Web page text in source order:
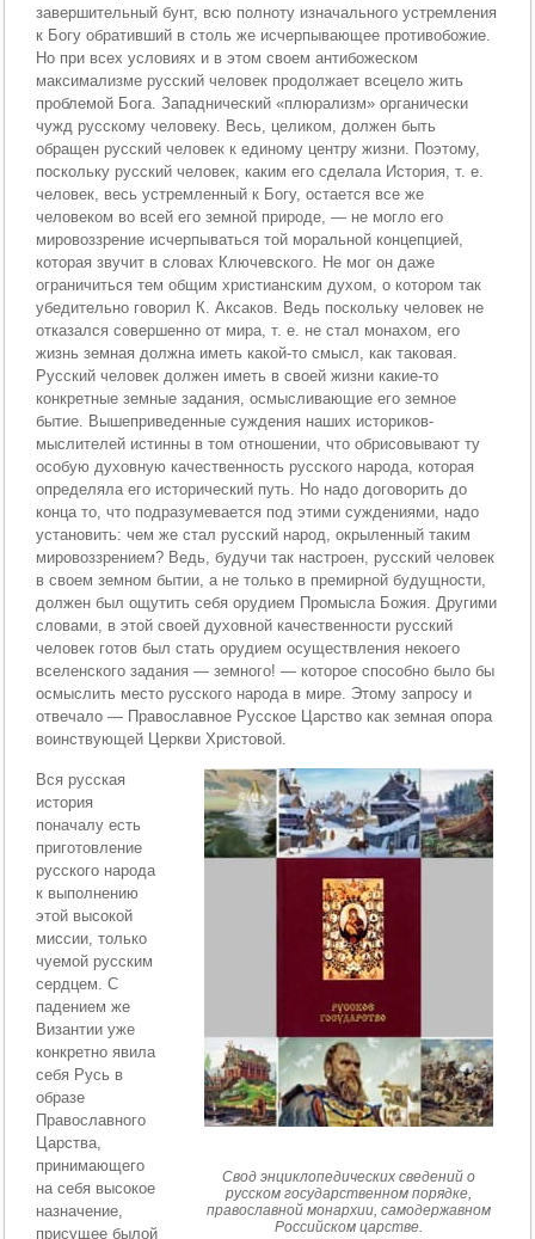
завершительный бунт, всю полноту изначального устремления
к Богу обративший в столь же исчерпывающее противобожие.
Но при всех условиях и в этом своем антибожеском
максимализме русский человек продолжает всецело жить
проблемой Бога. Западнический «плюрализм» органически
чужд русскому человеку. Весь, целиком, должен быть
обращен русский человек к единому центру жизни. Поэтому,
поскольку русский человек, каким его сделала История, т. е.
человек, весь устремленный к Богу, остается все же
человеком во всей его земной природе, — не могло его
мировоззрение исчерпываться той моральной концепцией,
которая звучит в словах Ключевского. Не мог он даже
ограничиться тем общим христианским духом, о котором так
убедительно говорил К. Аксаков. Ведь поскольку человек не
отказался совершенно от мира, т. е. не стал монахом, его
жизнь земная должна иметь какой-то смысл, как таковая.
Русский человек должен иметь в своей жизни какие-то
конкретные земные задания, осмысливающие его земное
бытие. Вышеприведенные суждения наших историков-
мыслителей истинны в том отношении, что обрисовывают ту
особую духовную качественность русского народа, которая
определяла его исторический путь. Но надо договорить до
конца то, что подразумевается под этими суждениями, надо
установить: чем же стал русский народ, окрыленный таким
мировоззрением? Ведь, будучи так настроен, русский человек
в своем земном бытии, а не только в премирной будущности,
должен был ощутить себя орудием Промысла Божия. Другими
словами, в этой своей духовной качественности русский
человек готов был стать орудием осуществления некоего
вселенского задания — земного! — которое способно было бы
осмыслить место русского народа в мире. Этому запросу и
отвечало — Православное Русское Царство как земная опора
воинствующей Церкви Христовой.
Свод энциклопедических сведений о
русском государственном порядке,
православной монархии, самодержавном
Российском царстве.
Вся русская
история
поначалу есть
приготовление
русского народа
к выполнению
этой высокой
миссии, только
чуемой русским
сердцем. С
падением же
Византии уже
конкретно явила
себя Русь в
образе
Православного
Царства,
принимающего
на себя высокое
назначение,
присущее былой